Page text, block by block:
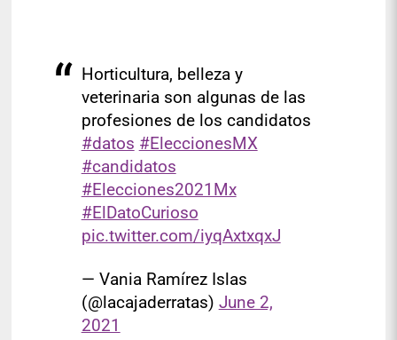
Horticultura, belleza y
veterinaria son algunas de las
profesiones de los candidatos
#datos #EleccionesMX
#candidatos
#Elecciones2021Mx
#ElDatoCurioso
pic.twitter.com/iyqAxtxqxJ
— Vania Ramírez Islas
(@lacajaderratas) June 2,
2021